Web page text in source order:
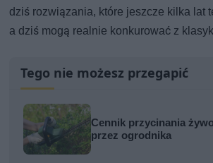
dziś rozwiązania, które jeszcze kilka lat
a dziś mogą realnie konkurować z
Tego nie możesz przegapić
Cennik przycinania
przez ogrodnika